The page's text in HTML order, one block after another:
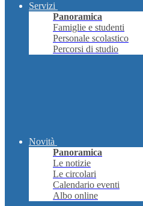
Servizi
Panoramica
Famiglie e studenti
Personale scolastico
Percorsi di studio
Novità
Panoramica
Le notizie
Le circolari
Calendario eventi
Albo online